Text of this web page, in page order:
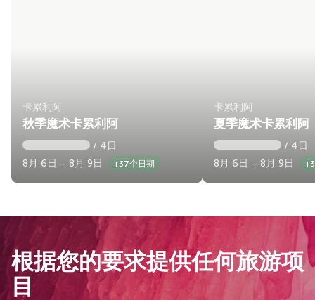
卡累利阿
秋季魔术卡累利阿
/ 4日
8月 6日 – 8月 9日
+37个日期
卡累利阿
夏季魔术卡累利阿
/ 4日
8月 6日 – 8月 9日
根据您的要求提供任何旅游项
目